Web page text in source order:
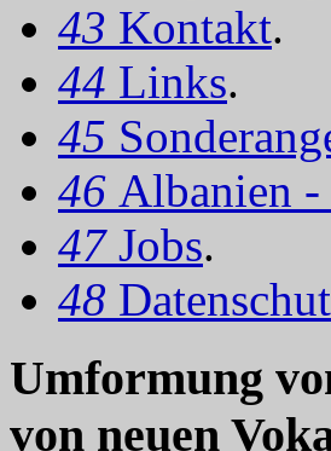
43 Kontakt.
44 Links.
45
46 Albanien
47 Jobs.
48
Umformung
von neuen